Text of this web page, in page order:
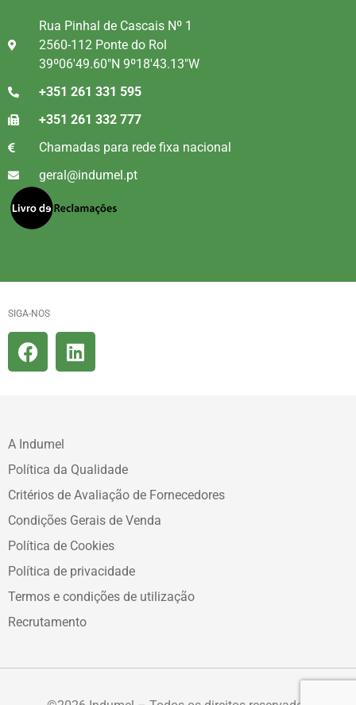
Rua Pinhal de Cascais Nº 1
2560-112 Ponte do Rol
39º06'49.60"N 9º18'43.13"W
+351 261 331 595
+351 261 332 777
Chamadas para rede fixa nacional
geral@indumel.pt
SIGA-NOS
A Indumel
Política da Qualidade
Critérios de Avaliação de Fornecedores
Condições Gerais de Venda
Política de Cookies
Política de privacidade
Termos e condições de utilização
Recrutamento